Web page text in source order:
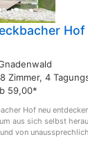
Hof
Zimmer, 4
59,00*
Hof neu
aus sich selbst
von